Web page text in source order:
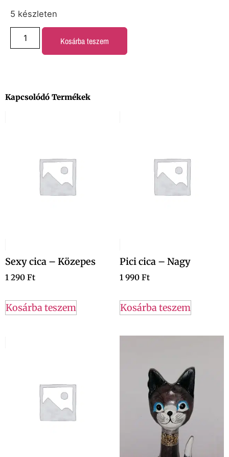
5 készleten
Kosárba teszem
Kapcsolódó Termékek
Sexy cica – Közepes
1 290 Ft
Kosárba teszem
Pici cica – Nagy
1 990 Ft
Kosárba teszem